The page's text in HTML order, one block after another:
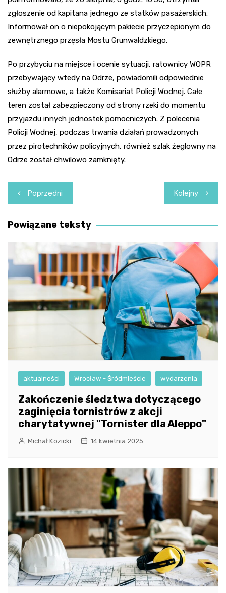
zgłoszenie od kapitana jednego ze statków pasażerskich.
Informował on o niepokojącym pakiecie przyczepionym do
zewnętrznego przęsła Mostu Grunwaldzkiego.
Po przybyciu na miejsce i ocenie sytuacji, ratownicy WOPR
przebywający wtedy na Odrze, powiadomili odpowiednie
służby alarmowe, a także Komisariat Policji Wodnej. Całe
teren został zabezpieczony od strony rzeki do momentu
przyjazdu innych jednostek pomocniczych. Z polecenia
Policji Wodnej, podczas trwania działań prowadzonych
przez pirotechników policyjnych, również szlak żeglowny na
Odrze został chwilowo zamknięty.
Nawigacja
wpisu
Poprzedni Kolejny
Powiązane teksty
aktualności Wrocław - Śródmieście wydarzenia
Zakończenie śledztwa dotyczącego
zaginięcia tornistrów z akcji
charytatywnej "Tornister dla Aleppo"
Michał Kozicki 14 kwietnia 2025